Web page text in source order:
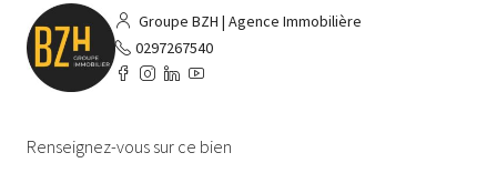
Groupe BZH | Agence Immobilière
0297267540
Renseignez-vous sur ce bien